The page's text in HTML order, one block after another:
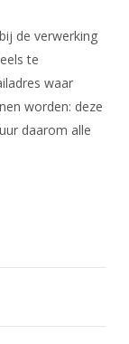
de verwerking
te
waar
worden: deze
daarom alle